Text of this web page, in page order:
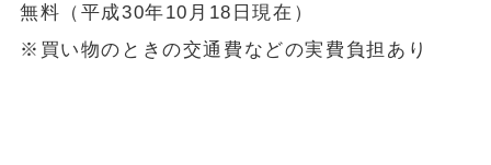
無料（平成30年10月18日現在）
※買い物のときの交通費などの実費負担あり